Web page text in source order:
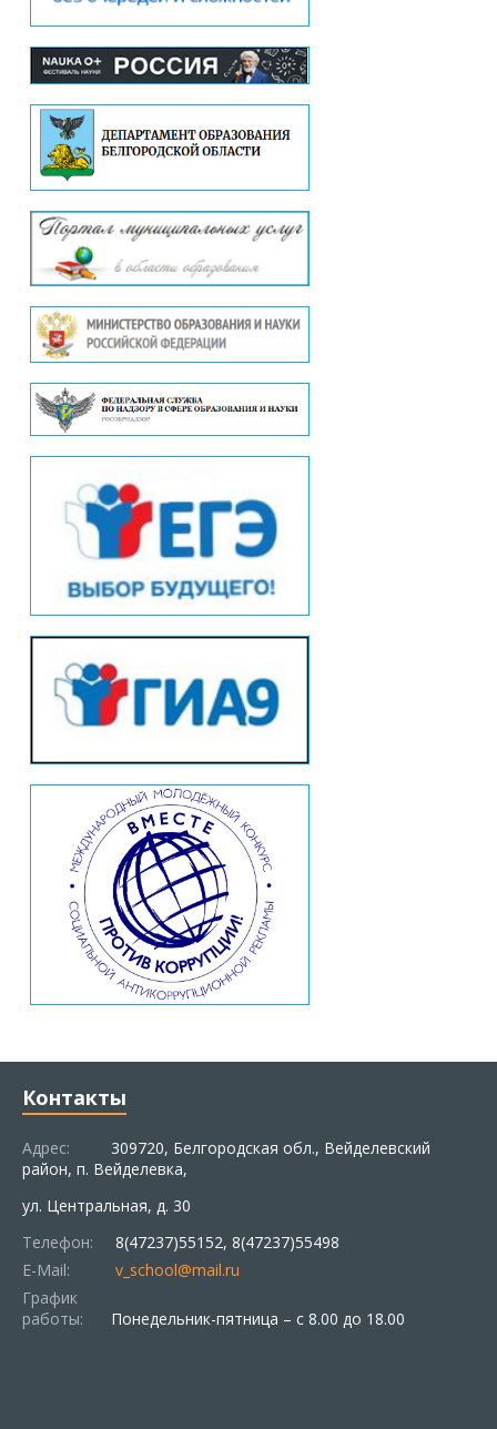
Контакты
Адрес:
309720, Белгородская обл., Вейделевский
район, п. Вейделевка,
ул. Центральная, д. 30
Телефон:
8(47237)55152, 8(47237)55498
E-Mail:
v_school@mail.ru
График
работы:
Понедельник-пятница – с 8.00 до 18.00